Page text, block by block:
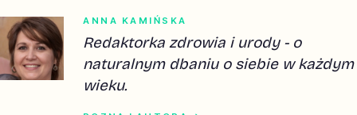
ANNA KAMIŃSKA
Redaktorka zdrowia i urody - o
naturalnym dbaniu o siebie w każdym
wieku.